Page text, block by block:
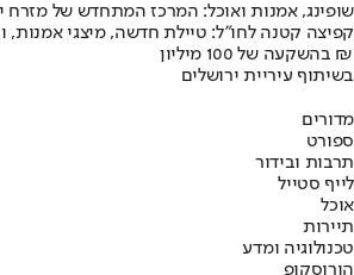
שופינג, אמנות ואוכל: המרכז המתחדש של מזרח
קפיצה קטנה לחו"ל: טיילת חדשה, מיצגי אמנות,
בהשקעה של 100 מיליון ₪
בשיתוף עיריית ירושלים
מדורים
ספורט
תרבות ובידור
לייף סטייל
אוכל
תיירות
טכנולוגיה ומדע
הורוסקופ